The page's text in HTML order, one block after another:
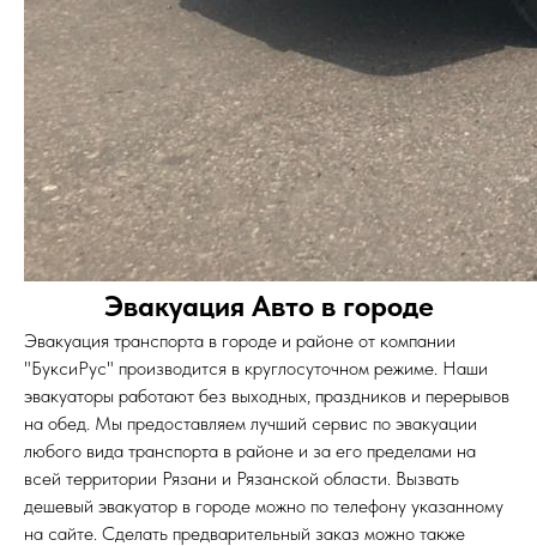
Эвакуация Авто в городе
Эвакуация транспорта в городе и районе от компании
"БуксиРус" производится в круглосуточном режиме. Наши
эвакуаторы работают без выходных, праздников и перерывов
на обед. Мы предоставляем лучший сервис по эвакуации
любого вида транспорта в районе и за его пределами на
всей территории Рязани и Рязанской области. Вызвать
дешевый эвакуатор в городе можно по телефону указанному
на сайте. Сделать предварительный заказ можно также